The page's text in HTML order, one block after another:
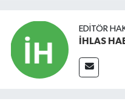
EDITÖR
İHLAS